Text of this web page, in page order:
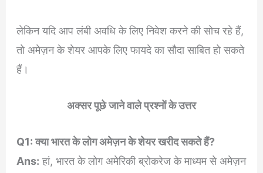
लेकिन यदि आप लंबी अवधि के लिए निवेश करने की सोच रहे हैं,
तो अमेज़न के शेयर आपके लिए फायदे का सौदा साबित हो सकते
हैं।
अक्सर पूछे जाने वाले प्रश्नों के उत्तर
Q1: क्या भारत के लोग अमेज़न के शेयर खरीद सकते हैं?
Ans: हां, भारत के लोग अमेरिकी ब्रोकरेज के माध्यम से अमेज़न